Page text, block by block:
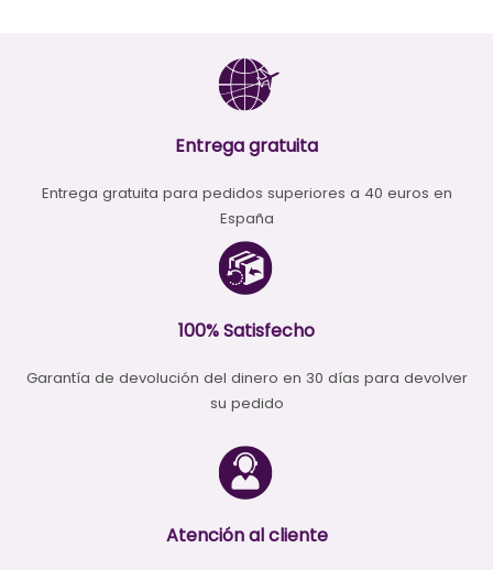
Entrega gratuita
Entrega gratuita para pedidos superiores a 40 euros en
España
100% Satisfecho
Garantía de devolución del dinero en 30 días para devolver
su pedido
Atención al cliente